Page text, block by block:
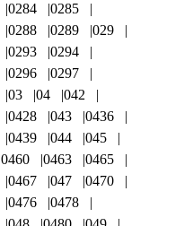
0284
0285
0288 0289
029
0293
0294
0296
0297
03 04
042
0428 043
0436
0439 044
045
0460 0463
0465
0467 047
0470
0476
0478